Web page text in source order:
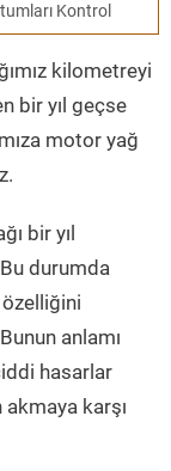
Kontrol
kilometreyi
bir yıl geçse
motor yağ
bir yıl
durumda
anlamı
hasarlar
karşı